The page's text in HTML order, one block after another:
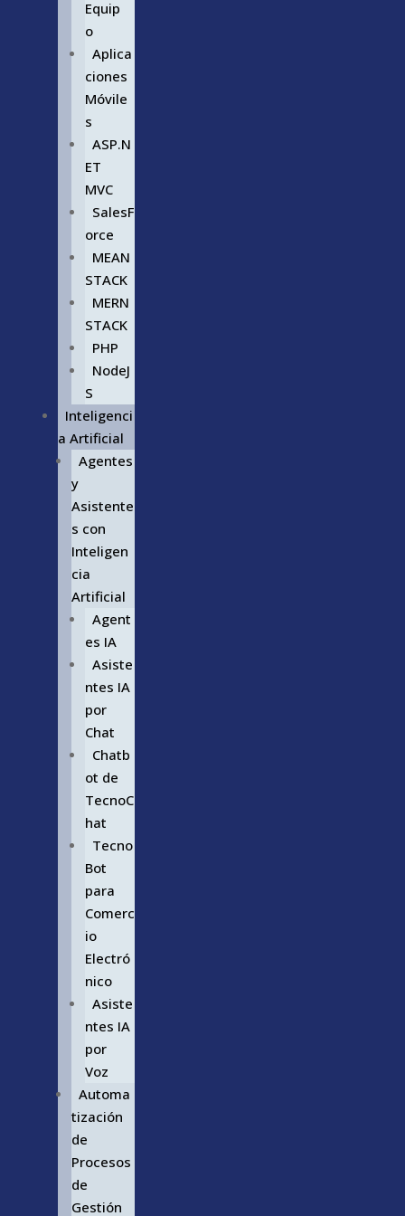
Equip
o
Aplica
ciones
Móvile
s
ASP.N
ET
MVC
SalesF
orce
MEAN
STACK
MERN
STACK
PHP
NodeJ
S
Inteligenci
a Artificial
Agentes
y
Asistente
s con
Inteligen
cia
Artificial
Agent
es IA
Asiste
ntes IA
por
Chat
Chatb
ot de
TecnoC
hat
Tecno
Bot
para
Comerc
io
Electró
nico
Asiste
ntes IA
por
Voz
Automa
tización
de
Procesos
de
Gestión